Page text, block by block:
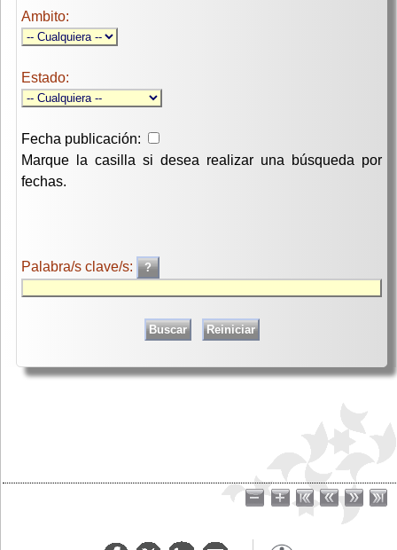
Ambito:
Estado:
Fecha publicación:
Marque la casilla si desea realizar una búsqueda por
fechas.
Palabra/s clave/s: